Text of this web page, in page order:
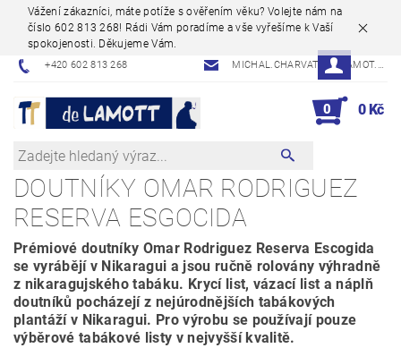
Vážení zákazníci, máte potíže s ověřením věku? Volejte nám na
číslo 602 813 268! Rádi Vám poradíme a vše vyřešíme k Vaší
spokojenosti. Děkujeme Vám.
+420 602 813 268 MICHAL.CHARVAT@DELAMOT.CZ
0 0 Kč
DOUTNÍKY OMAR RODRIGUEZ
RESERVA ESGOCIDA
Prémiové doutníky Omar Rodriguez Reserva Escogida
se vyrábějí v Nikaragui a jsou ručně rolovány výhradně
z nikaragujského tabáku. Krycí list, vázací list a náplň
doutníků pocházejí z nejúrodnějších tabákových
plantáží v Nikaragui. Pro výrobu se používají pouze
výběrové tabákové listy v nejvyšší kvalitě.